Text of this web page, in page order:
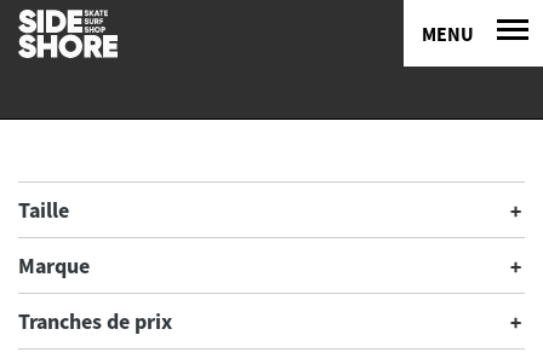
MENU
Taille
Marque
Tranches de prix